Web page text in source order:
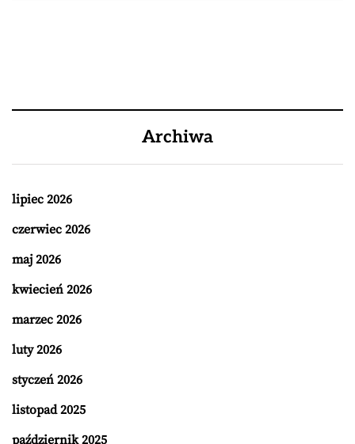
Archiwa
lipiec 2026
czerwiec 2026
maj 2026
kwiecień 2026
marzec 2026
luty 2026
styczeń 2026
listopad 2025
październik 2025